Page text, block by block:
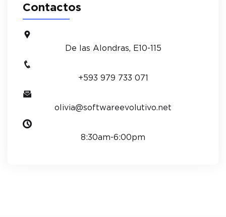
Contactos
De las Alondras, E10-115
+593 979 733 071
olivia@softwareevolutivo.net
8:30am-6:00pm